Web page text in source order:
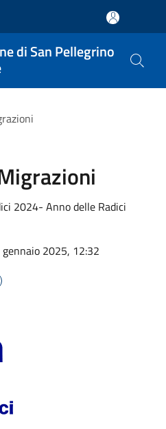
di San Pellegrino
2024- Anno delle Radici
gennaio 2025, 12:32